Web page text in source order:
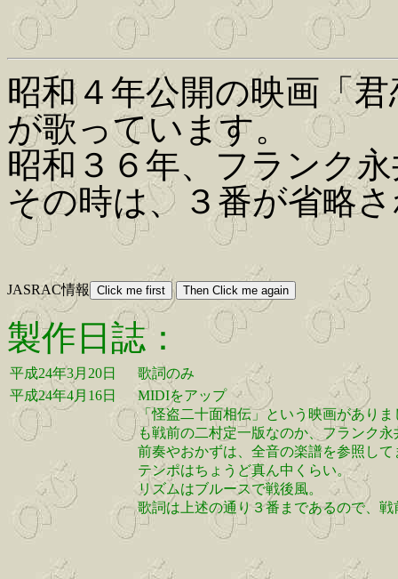
昭和４年公開の映画「
が歌っています。
昭和３６年、フランク
その時は、３番が省略
JASRAC情報
製作日誌：
平成24年3月20日
歌詞のみ
平成24年4月16日
MIDIをアップ
「怪盗二十面相伝」という映画があり
も戦前の二村定一版なのか、フランク永
前奏やおかずは、全音の楽譜を参照し
テンポはちょうど真ん中くらい。
リズムはブルースで戦後風。
歌詞は上述の通り３番まであるので、戦